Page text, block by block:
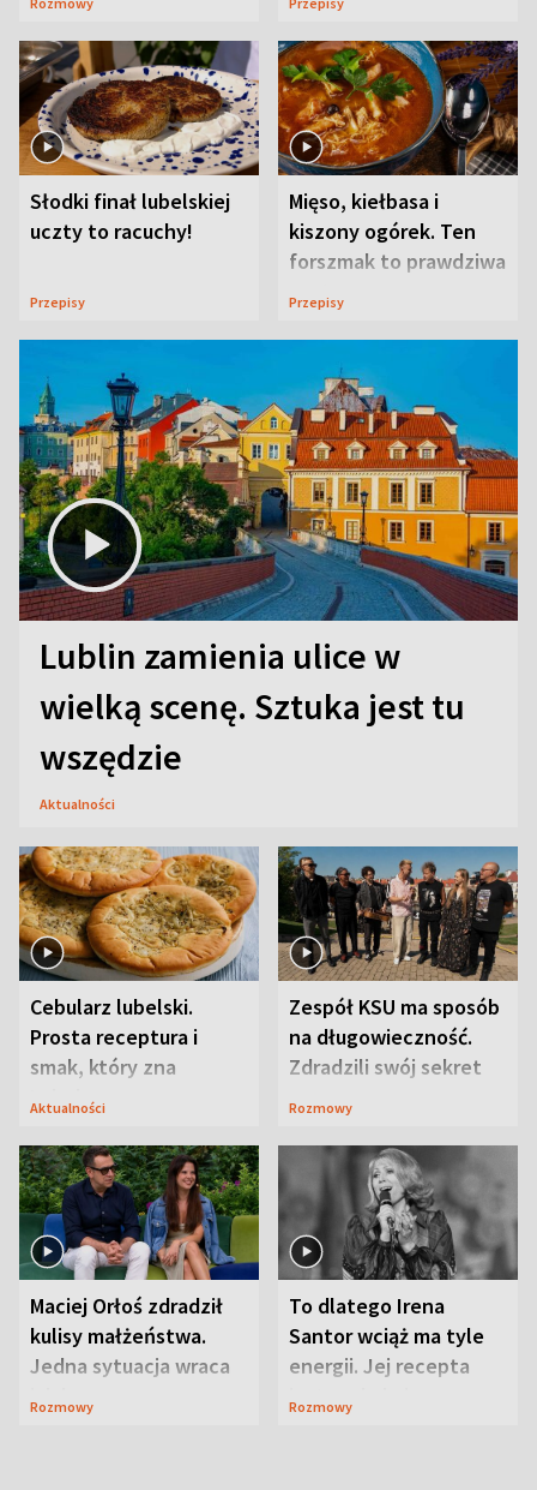
Słodki finał lubelskiej
uczty to racuchy!
Przepisy
Mięso, kiełbasa i
kiszony ogórek. Ten
forszmak to prawdziwa
uczta
Przepisy
Lublin zamienia ulice w
wielką scenę. Sztuka jest tu
wszędzie
Aktualności
Cebularz lubelski.
Prosta receptura i
smak, który zna
Lubelszczyzna
Aktualności
Zespół KSU ma sposób
na długowieczność.
Zdradzili swój sekret
Rozmowy
Maciej Orłoś zdradził
kulisy małżeństwa.
Jedna sytuacja wraca
jak bumerang
Rozmowy
To dlatego Irena
Santor wciąż ma tyle
energii. Jej recepta
jest zaskakująco
Rozmowy